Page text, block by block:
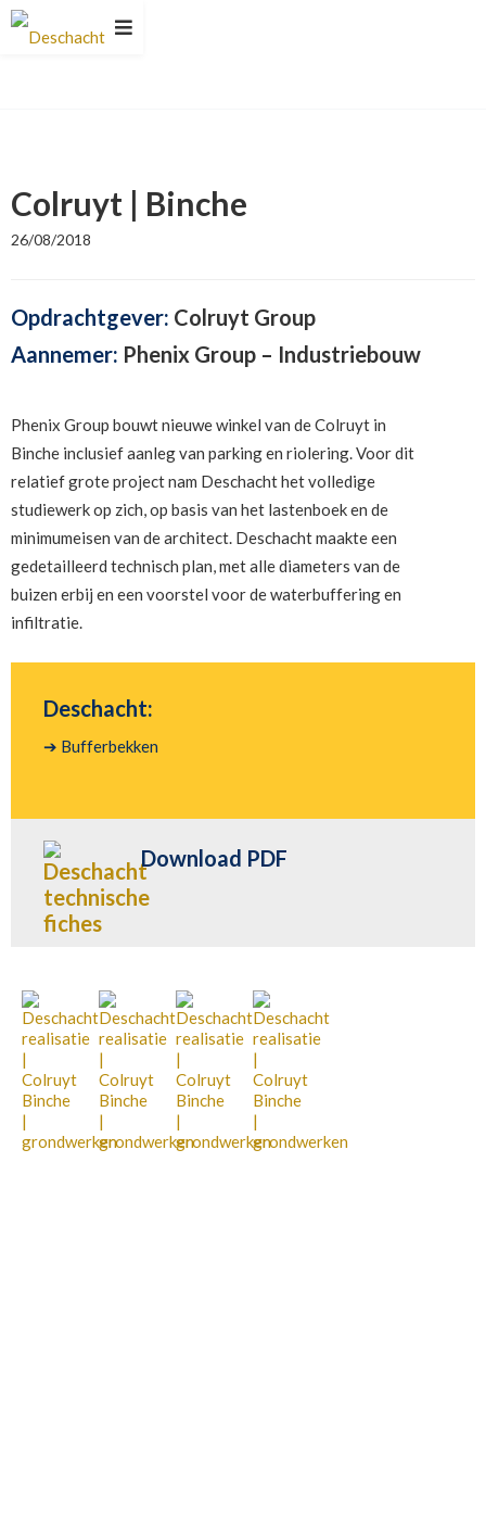
Colruyt | Binche
26/08/2018
Opdrachtgever: Colruyt Group
Aannemer: Phenix Group – Industriebouw
Phenix Group bouwt nieuwe winkel van de Colruyt in
Binche inclusief aanleg van parking en riolering. Voor dit
relatief grote project nam Deschacht het volledige
studiewerk op zich, op basis van het lastenboek en de
minimumeisen van de architect. Deschacht maakte een
gedetailleerd technisch plan, met alle diameters van de
buizen erbij en een voorstel voor de waterbuffering en
infiltratie.
Deschacht:
➔ Bufferbekken
Download PDF